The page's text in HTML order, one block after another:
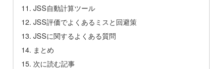
JSS自動計算ツール
JSS評価でよくあるミスと回避策
JSSに関するよくある質問
まとめ
次に読む記事